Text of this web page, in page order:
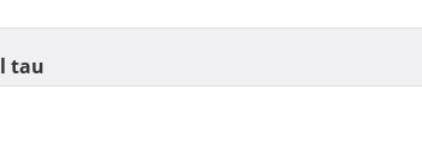
tau